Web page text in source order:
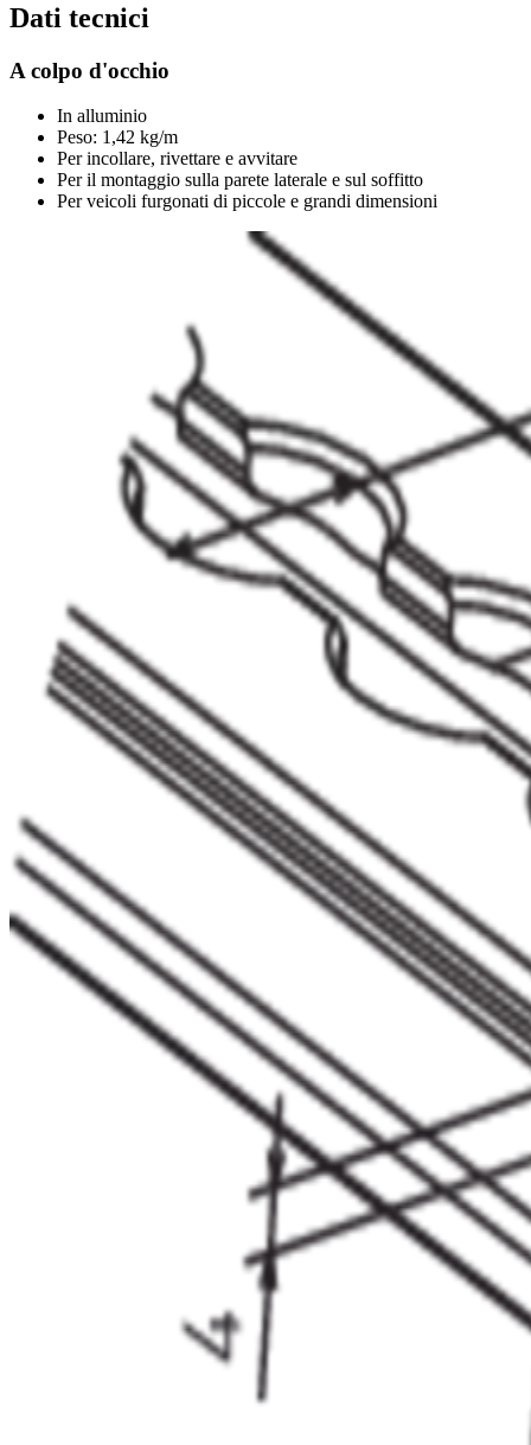
Dati tecnici
A colpo d'occhio
In alluminio
Peso: 1,42 kg/m
Per incollare, rivettare e avvitare
Per il montaggio sulla parete laterale e sul soffitto
Per veicoli furgonati di piccole e grandi dimensioni